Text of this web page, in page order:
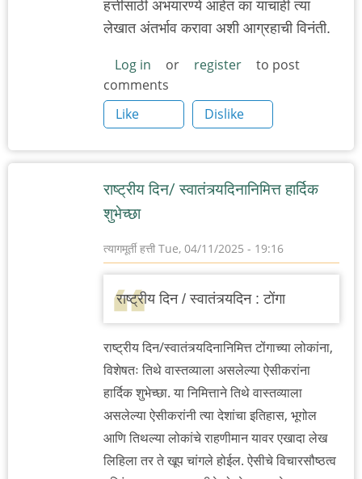
हत्तींसाठी अभयारण्ये आहेत का याचाही त्या
लेखात अंतर्भाव करावा अशी आग्रहाची विनंती.
Log in or register
to post
comments
Like
Dislike
राष्ट्रीय दिन/ स्वातंत्र्यदिनानिमित्त हार्दिक
शुभेच्छा
त्यागमूर्ती हत्ती Tue, 04/11/2025 - 19:16
राष्ट्रीय दिन / स्वातंत्र्यदिन : टोंगा
राष्ट्रीय दिन/स्वातंत्र्यदिनानिमित्त टोंगाच्या लोकांना,
विशेषतः तिथे वास्तव्याला असलेल्या ऐसीकरांना
हार्दिक शुभेच्छा. या निमित्ताने तिथे वास्तव्याला
असलेल्या ऐसीकरांनी त्या देशांचा इतिहास, भूगोल
आणि तिथल्या लोकांचे राहणीमान यावर एखादा लेख
लिहिला तर ते खूप चांगले होईल. ऐसीचे विचारसौष्ठत्व